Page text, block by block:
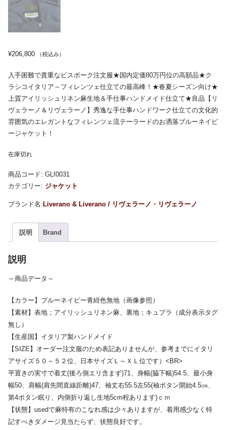
¥206,800 （税込み）
入手困難で貴重なビスポーク注文服★国内定価80万円位の高額品★ク
ラシコイタリア～フィレンツェ仕立ての最高峰！★春夏シーズン向け★
上質アイリッシュリネン麻生地＆手仕事ハンドメイド仕立て★良品【リ
ヴェラーノ＆リヴェラーノ】秀逸な手仕事ハンドワーク仕立ての文化的
雰囲気のエレガントなフィレンツェ流テーラードのお洒落ブルーネイビ
ージャケット！
在庫切れ
商品コード: GLI0031
カテゴリー: ジャケット
Liverano & Liverano / リヴェラーノ・リヴェラーノ
説明 Brand
説明
～商品データ～
【カラー】ブルーネイビー青紺色無地（画像参照）
【素材】表地；アイリッシュリネン麻、裏地；キュプラ（成分表示タグ
無し）
【生産国】イタリア製ハンドメイド
【SIZE】オーダー注文服のため表記ありませんが、参考までにイタリ
アサイズ５０～５２位、日本サイズＬ～ＸＬ位です）<BR>
平置きの実寸で着丈(後ろ側エリ含まず)71、身幅(脇下幅)54.5、最小身
幅50、肩幅(肩先間直線距離)47、袖丈右55.5左55(袖ボタン開始4.5㎝、
第4ボタン眠り、内側折り返し生地5cm程あります)ｃｍ
【状態】usedで麻特有のこなれ感は少々ありますが、着用感少なく特
記すべきダメージ見当たらず、状態良好です。